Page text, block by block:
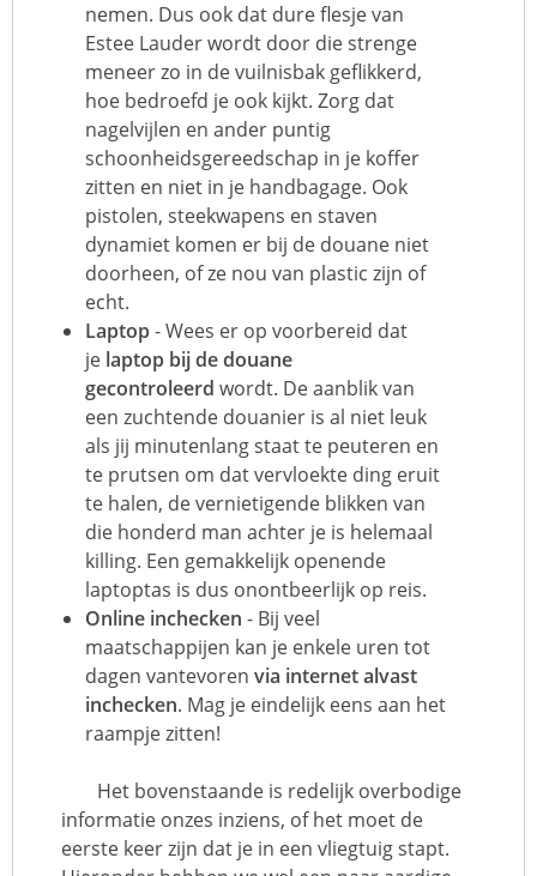
nemen. Dus ook dat dure flesje van
Estee Lauder wordt door die strenge
meneer zo in de vuilnisbak geflikkerd,
hoe bedroefd je ook kijkt. Zorg dat
nagelvijlen en ander puntig
schoonheidsgereedschap in je koffer
zitten en niet in je handbagage. Ook
pistolen, steekwapens en staven
dynamiet komen er bij de douane niet
doorheen, of ze nou van plastic zijn of
echt.
Laptop - Wees er op voorbereid dat
je laptop bij de douane
gecontroleerd wordt. De aanblik van
een zuchtende douanier is al niet leuk
als jij minutenlang staat te peuteren en
te prutsen om dat vervloekte ding eruit
te halen, de vernietigende blikken van
die honderd man achter je is helemaal
killing. Een gemakkelijk openende
laptoptas is dus onontbeerlijk op reis.
Online inchecken - Bij veel
maatschappijen kan je enkele uren tot
dagen vantevoren via internet alvast
inchecken. Mag je eindelijk eens aan het
raampje zitten!
Het bovenstaande is redelijk overbodige
informatie onzes inziens, of het moet de
eerste keer zijn dat je in een vliegtuig stapt.